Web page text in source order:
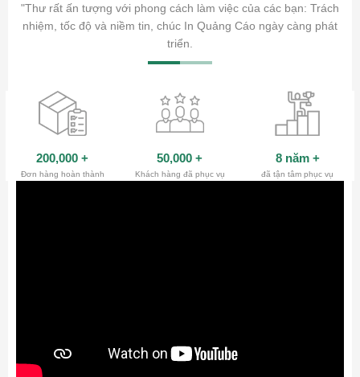
"Thư rất ấn tượng với phong cách làm việc của các bạn: Trách
nhiệm, tốc độ và niềm tin, chúc In Quảng Cáo ngày càng phát
triển.
sóc
200,000 +
Đơn hàng hoàn thành
50,000 +
Khách hàng đã phục vụ
8 năm +
đã tận tâm phục vụ